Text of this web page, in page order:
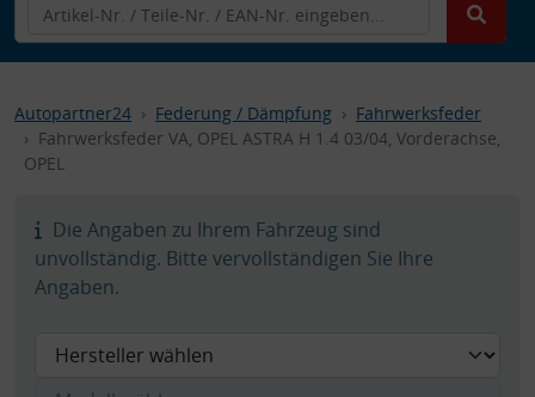
Autopartner24 Federung / Dämpfung
Fahrwerksfeder
Fahrwerksfeder VA, OPEL ASTRA H 1.4 03/04, Vorderachse,
OPEL
Die Angaben zu Ihrem Fahrzeug sind
unvollständig. Bitte vervollständigen Sie Ihre
Angaben.